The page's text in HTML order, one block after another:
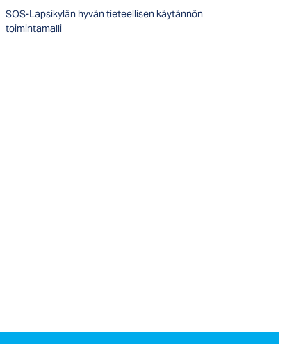
SOS-Lapsikylän hyvän tieteellisen käytännön
toimintamalli